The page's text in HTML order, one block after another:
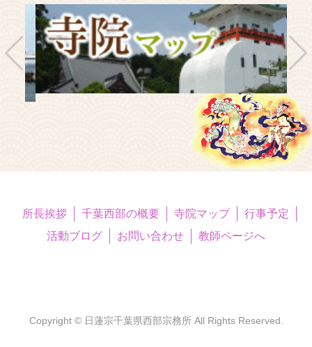
所長挨拶 千葉西部の概要 寺院マップ
行事予定
活動ブログ
お問い合わせ 教師ページへ
Copyright © 日蓮宗千葉県西部宗務所 All Rights Reserved.